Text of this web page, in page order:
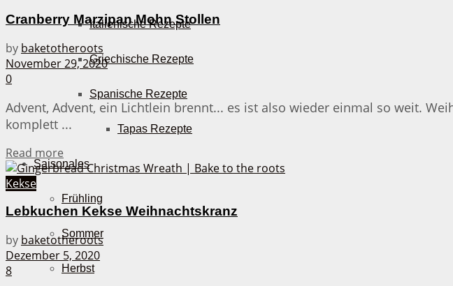
Italienische Rezepte
Griechische Rezepte
Spanische Rezepte
Tapas Rezepte
Saisonales
Frühling
Sommer
Herbst
Cranberry Marzipan Mohn Stollen
by baketotheroots
November 29, 2020
0
Advent, Advent, ein Lichtlein brennt... es ist also wieder einmal so weit.
komplett ...
Read more
Kekse
Lebkuchen Kekse Weihnachtskranz
by baketotheroots
Dezember 5, 2020
8